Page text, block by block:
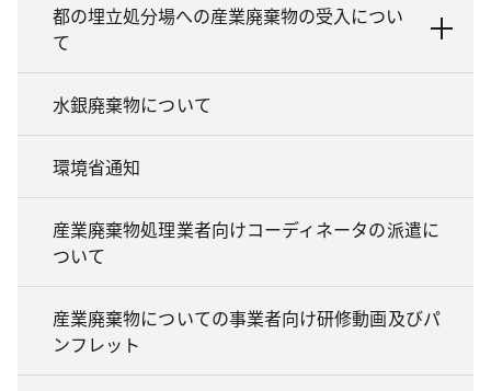
都の埋立処分場への産業廃棄物の受入につい
て
水銀廃棄物について
環境省通知
産業廃棄物処理業者向けコーディネータの派遣に
ついて
産業廃棄物についての事業者向け研修動画及びパ
ンフレット